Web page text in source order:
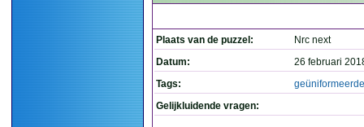
Plaats van de puzzel:
Nrc next
Datum:
26 februari
Tags:
geüniformeerde
Gelijkluidende vragen: